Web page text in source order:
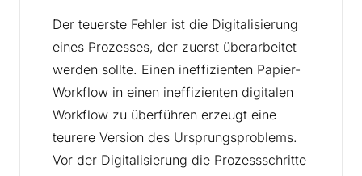
Der teuerste Fehler ist die Digitalisierung
eines Prozesses, der zuerst überarbeitet
werden sollte. Einen ineffizienten Papier-
Workflow in einen ineffizienten digitalen
Workflow zu überführen erzeugt eine
teurere Version des Ursprungsproblems.
Vor der Digitalisierung die Prozessschritte